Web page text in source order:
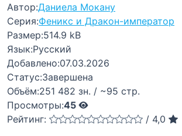
Автор:Даниела Мокану
Серия:Феникс и Дракон-император
Размер:514.9 kB
Язык:Русский
Добавлено:07.03.2026
Статус:Завершена
Объём:251 482 зн. / ~95 стр.
Просмотры:45
Рейтинг:
/ 4,0